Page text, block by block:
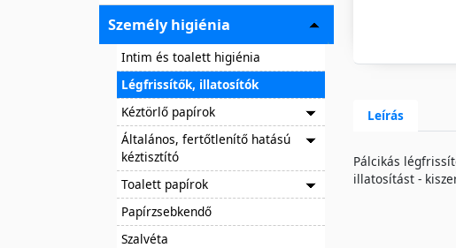
Személy higiénia
Intim és toalett higiénia
Légfrissítők, illatosítók
Kéztörlő papírok
Általános, fertőtlenítő hatású
kéztisztító
Toalett papírok
Papírzsebkendő
Szalvéta
Leírás
Pálcikás
illatosítást -